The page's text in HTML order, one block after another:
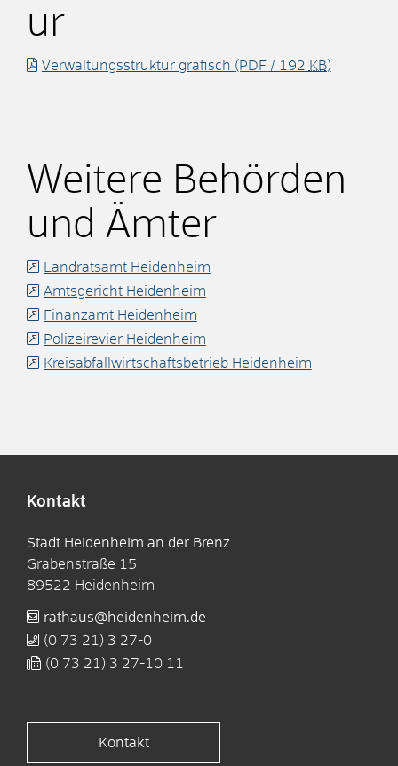
ur
Verwaltungsstruktur grafisch (PDF / 192 KB)
Weitere Behörden
und Ämter
Landratsamt Heidenheim
Amtsgericht Heidenheim
Finanzamt Heidenheim
Polizeirevier Heidenheim
Kreisabfallwirtschaftsbetrieb Heidenheim
Kontakt
Stadt Heidenheim an der Brenz
Grabenstraße 15
89522 Heidenheim
rathaus@heidenheim.de
(0 73 21) 3 27-0
(0 73 21) 3 27-10 11
Kontakt